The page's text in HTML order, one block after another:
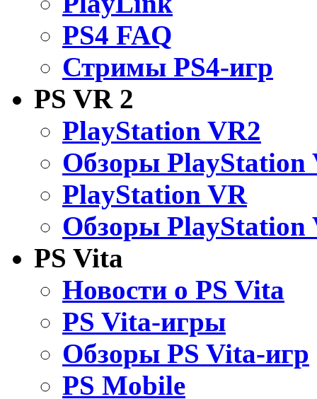
PS4 FAQ
Стримы PS4-игр
PS VR 2
PlayStation VR2
Обзоры PlayStation
PlayStation VR
Обзоры PlayStation
PS Vita
Новости о PS Vita
PS Vita-игры
Обзоры PS Vita-игр
PS Mobile